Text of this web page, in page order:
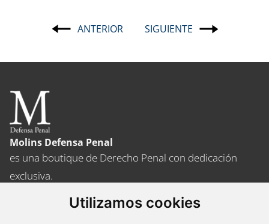
Utilizamos cookies
Navegación
ANTERIOR SIGUIENTE
Molins Defensa Penal
es una boutique de Derecho Penal con dedicación
exclusiva.